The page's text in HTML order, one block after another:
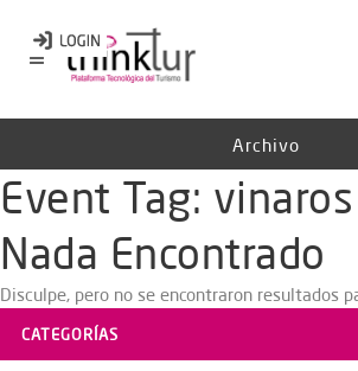
Archivo
Event Tag: vinaros
Nada Encontrado
Disculpe, pero no se encontraron resultados
CATEGORÍAS